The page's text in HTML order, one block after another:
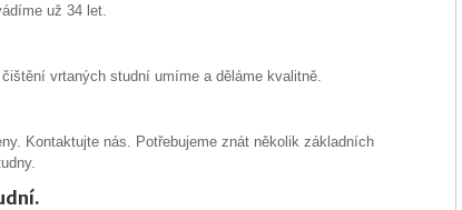
už 34 let.
vrtaných studní umíme a děláme kvalitně.
Kontaktujte nás. Potřebujeme znát několik základních